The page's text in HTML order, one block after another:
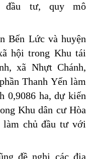
đầu tư, quy mô
Bến Lức và huyện
hội trong Khu tái
xã Nhựt Chánh,
Thanh Yến làm
0,9086 ha, dự kiến
Khu dân cư Hòa
chủ đầu tư với
đề nghị các địa